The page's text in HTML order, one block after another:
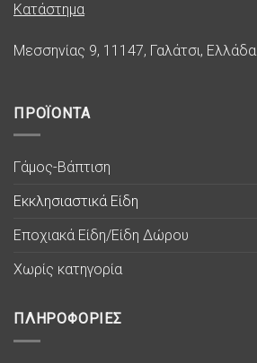
Κατάστημα
Μεσσηνίας 9, 11147, Γαλάτσι, Ελλάδα
ΠΡΟΪΟΝΤΑ
Γάμος-Βάπτιση
Εκκλησιαστικά Είδη
Εποχιακά Είδη/Είδη Δώρου
Χωρίς κατηγορία
ΠΛΗΡΟΦΟΡΙΕΣ